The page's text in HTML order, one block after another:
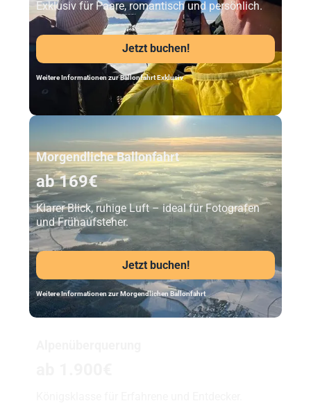
Exklusiv für Paare, romantisch und persönlich.
Jetzt buchen!
Weitere Informationen zur Ballonfahrt Exklusiv
Morgendliche Ballonfahrt
ab 169€
Klarer Blick, ruhige Luft – ideal für Fotografen
und Frühaufsteher.
Jetzt buchen!
Weitere Informationen zur Morgendlichen Ballonfahrt